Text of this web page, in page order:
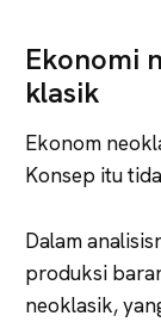
Ekonomi
klasik
Ekonom
Konsep itu
Dalam
produksi
neoklasik,